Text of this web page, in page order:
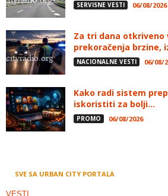
SERVISNE VESTI 06/08/2026
Za tri dana otkriveno
prekoračenja brzine,
NACIONALNE VESTI 06/08/
Kako radi sistem
iskoristiti za bolji...
PROMO 06/08/2026
SVE SA URBAN CITY PORTALA
VESTI